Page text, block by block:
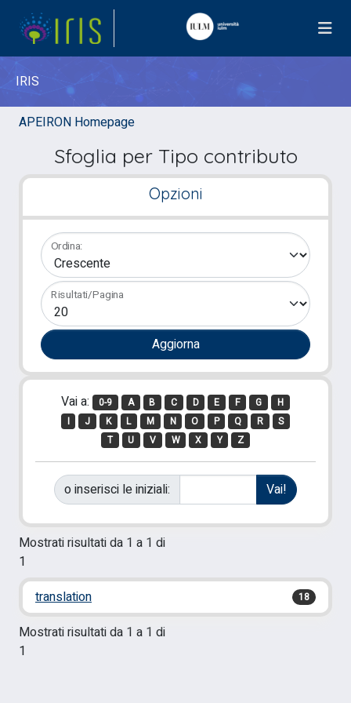
IRIS
APEIRON Homepage
Sfoglia per Tipo contributo
Opzioni
Ordina:
Risultati/Pagina
Vai a: 0-9 A B C D E F G
H
I
J K L M N O P Q R
S
T
U V W X Y Z
o inserisci le iniziali:
Mostrati risultati da 1 a 1 di
1
translation
18
Mostrati risultati da 1 a 1 di
1